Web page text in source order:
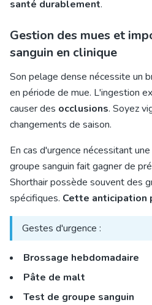
santé durablement.
Gestion des mues et
sanguin en clinique
Son pelage dense nécessite un
en période de mue. L'ingestion
causer des occlusions. Soyez
changements de saison.
En cas d'urgence nécessitant
groupe sanguin fait gagner de
Shorthair possède souvent des
spécifiques. Cette anticipation
Gestes d'urgence :
Brossage hebdomadaire
Pâte de malt
Test de groupe sanguin